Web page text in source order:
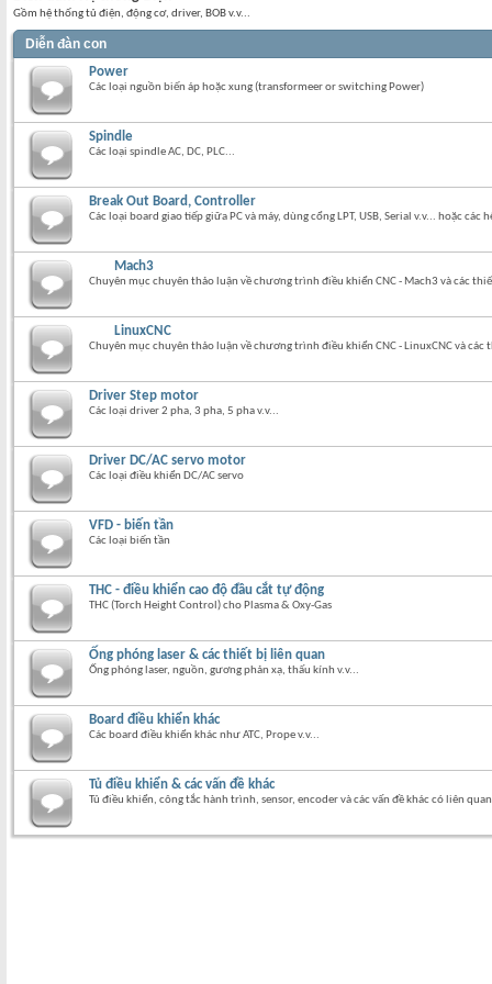
Gồm hệ thống tủ điện, động cơ, driver, BOB v.v...
Diễn đàn con
Power
Các loại nguồn biến áp hoặc xung (transformeer or switching Power)
Spindle
Các loại spindle AC, DC, PLC...
Break Out Board, Controller
Các loại board giao tiếp giữa PC và máy, dùng cổng LPT, USB, Serial v.v... hoặc các
Mach3
Chuyên mục chuyên thảo luận về chương trình điều khiển CNC - Mach3 và các
LinuxCNC
Chuyên mục chuyên thảo luận về chương trình điều khiển CNC - LinuxCNC và các
Driver Step motor
Các loại driver 2 pha, 3 pha, 5 pha v.v...
Driver DC/AC servo motor
Các loại điều khiển DC/AC servo
VFD - biến tần
Các loại biến tần
THC - điều khiển cao độ đầu cắt tự động
THC (Torch Height Control) cho Plasma & Oxy-Gas
Ống phóng laser & các thiết bị liên quan
Ống phóng laser, nguồn, gương phản xạ, thấu kính v.v...
Board điều khiển khác
Các board điều khiển khác như ATC, Prope v.v...
Tủ điều khiển & các vấn đề khác
Tủ điều khiển, công tắc hành trình, sensor, encoder và các vấn đề khác có liên